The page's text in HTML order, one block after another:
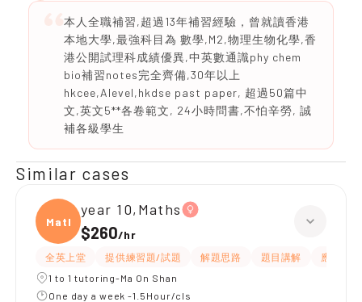
本人全職補習,超過13年補習經驗，曾就讀香港
本地大學,最強科目為 數學,M2,物理生物化學,香
港公開試理科成績優異,中英數通識phy chem
bio補習notes完全齊備,30年以上
hkcee,Alevel,hkdse past paper, 超過50篇中
文,英文5**各卷範文, 24小時問書,不怕辛勞, 誠
補各級學生
Similar cases
Maths
year 10,Maths
$260/hr
全英上堂 提供練習題/試題 解題思路 題目講解
應試策略
1 to 1 tutoring-Ma On Shan
One day a week -1.5Hour/cls